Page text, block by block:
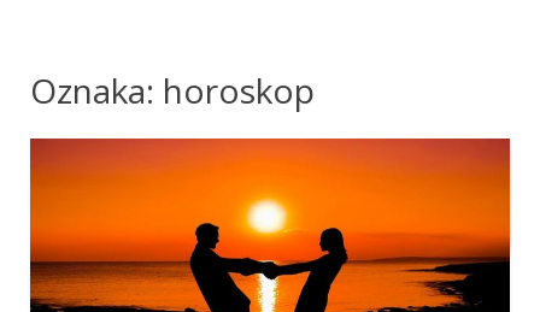
Oznaka: horoskop